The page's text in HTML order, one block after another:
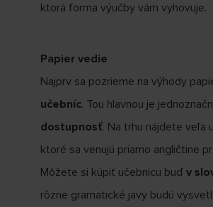
ktorá forma výučby vám vyhovuje.
Papier vedie
Najprv sa pozrieme na výhody
učebníc. Tou hlavnou je
dostupnosť. Na trhu nájdete veľa
ktoré sa venujú priamo angličtine
Môžete si kúpiť učebnicu buď v
rôzne gramatické javy budú